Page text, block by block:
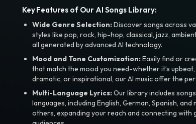
Key Features of Our AI Songs Library:
Wide Genre Selection:Discover songs across
styles like pop, rock, hip-hop, classical, jazz,
all generated by advanced AI technology.
Mood and Tone Customization:Easily find or
that match the mood you need-whether it’s upbeat,
dramatic, or inspirational, our AI music offer the
Multi-Language Lyrics:Our library includes
languages, including English, German, Spanish, and
others, expanding your reach and connecting with